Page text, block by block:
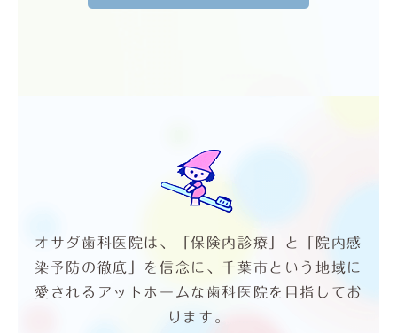
オサダ歯科医院は、「保険内診療」と「院内感
染予防の徹底」を信念に、 千葉市という地域に
愛されるアットホームな歯科医院を目指してお
ります。